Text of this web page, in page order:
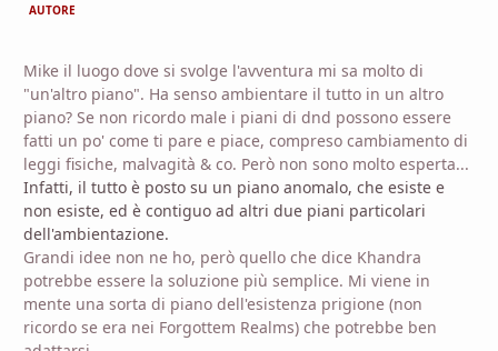
AUTORE
Mike il luogo dove si svolge l'avventura mi sa molto di
"un'altro piano". Ha senso ambientare il tutto in un altro
piano? Se non ricordo male i piani di dnd possono essere
fatti un po' come ti pare e piace, compreso cambiamento di
leggi fisiche, malvagità & co. Però non sono molto esperta...
Infatti, il tutto è posto su un piano anomalo, che esiste e
non esiste, ed è contiguo ad altri due piani particolari
dell'ambientazione.
Grandi idee non ne ho, però quello che dice Khandra
potrebbe essere la soluzione più semplice. Mi viene in
mente una sorta di piano dell'esistenza prigione (non
ricordo se era nei Forgottem Realms) che potrebbe ben